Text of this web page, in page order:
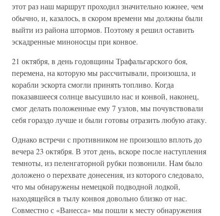
этот раз наш маршрут проходил значительно южнее, чем
обычно, и, казалось, в скором времени мы должны были
выйти из района штормов. Поэтому я решил оставить
эскадренные миноносцы при конвое.
21 октября, в день годовщины Трафальгарского боя,
перемена, на которую мы рассчитывали, произошла, и
корабли эскорта смогли принять топливо. Когда
показавшееся солнце высушило нас и конвой, наконец,
смог делать положенные ему 7 узлов, мы почувствовали
себя гораздо лучше и были готовы отразить любую атаку.
Однако встречи с противником не произошло вплоть до
вечера 23 октября. В этот день, вскоре после наступления
темноты, из пеленгаторной рубки позвонили. Нам было
доложено о перехвате донесения, из которого следовало,
что мы обнаружены немецкой подводной лодкой,
находящейся в тылу конвоя довольно близко от нас.
Совместно с «Ванесса» мы пошли к месту обнаружения